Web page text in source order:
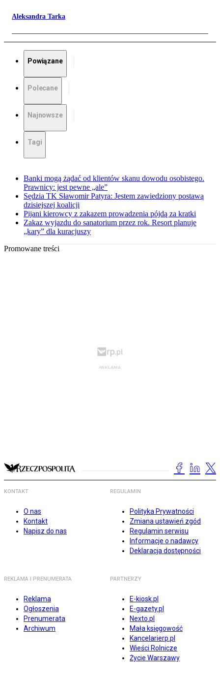
Aleksandra Tarka
Powiązane
Polecane
Najnowsze
Tagi
Banki mogą żądać od klientów skanu dowodu osobistego.
Prawnicy: jest pewne „ale”
Sędzia TK Sławomir Patyra: Jestem zawiedziony postawą
dzisiejszej koalicji
Pijani kierowcy z zakazem prowadzenia pójdą za kratki
Zakaz wyjazdu do sanatorium przez rok. Resort planuje
„kary” dla kuracjuszy
Promowane treści
KONTAKT
O nas
Kontakt
Napisz do nas
REGULAMIN
Polityka Prywatności
Zmiana ustawień zgód
Regulamin serwisu
Informacje o nadawcy
Deklaracja dostępności
REKLAMA I PRENUMERATA
Reklama
Ogłoszenia
Prenumerata
Archiwum
PARTNERZY
E-kiosk.pl
E-gazety.pl
Nexto.pl
Mała księgowość
Kancelarierp.pl
Wieści Rolnicze
Życie Warszawy